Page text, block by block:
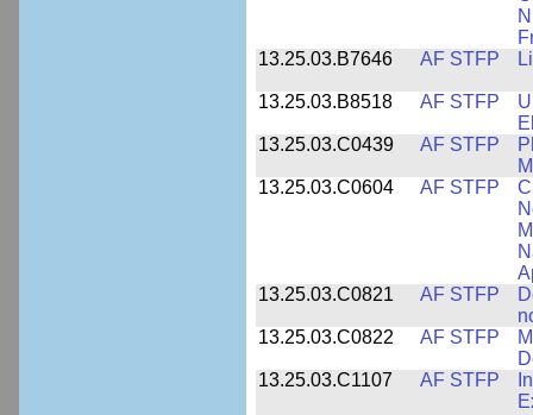
13.25.03.B7646
AF STFP
13.25.03.B8518 AF STFP
13.25.03.C0439
AF STFP
13.25.03.C0604
AF STFP
13.25.03.C0821
AF STFP
13.25.03.C0822
AF STFP
13.25.03.C1107
AF STFP